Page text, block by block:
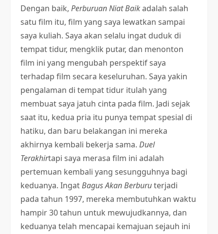
Dengan baik, Perburuan Niat Baikadalah salah
satu film itu, film yang saya lewatkan sampai
saya kuliah. Saya akan selalu ingat duduk di
tempat tidur, mengklik putar, dan menonton
film ini yang mengubah perspektif saya
terhadap film secara keseluruhan. Saya yakin
pengalaman di tempat tidur itulah yang
membuat saya jatuh cinta pada film. Jadi sejak
saat itu, kedua pria itu punya tempat spesial di
hatiku, dan baru belakangan ini mereka
akhirnya kembali bekerja sama.Duel
Terakhirtapi saya merasa film ini adalah
pertemuan kembali yang sesungguhnya bagi
keduanya. IngatBagus Akan Berburuterjadi
pada tahun 1997, mereka membutuhkan waktu
hampir 30 tahun untuk mewujudkannya, dan
keduanya telah mencapai kemajuan sejauh ini